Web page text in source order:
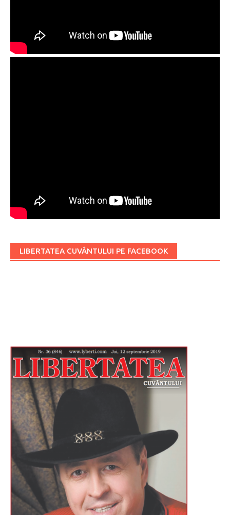
LIBERTATEA CUVÂNTULUI PE FACEBOOK